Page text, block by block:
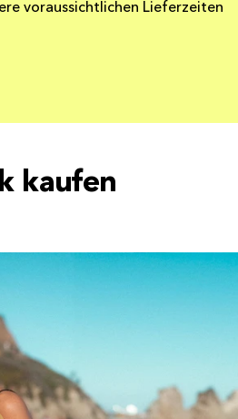
voraussichtlichen Lieferzeiten
kaufen